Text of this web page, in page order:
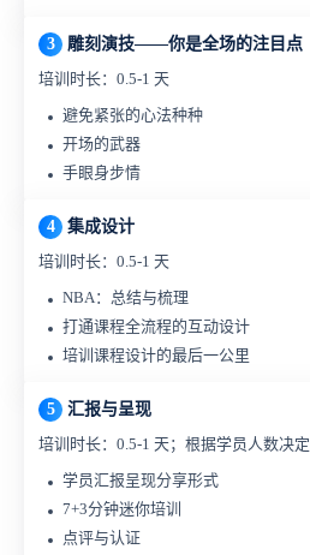
3
雕刻演技——你是全场的注目点
培训时长：0.5-1 天
避免紧张的心法种种
开场的武器
手眼身步情
4
集成设计
培训时长：0.5-1 天
NBA：总结与梳理
打通课程全流程的互动设计
培训课程设计的最后一公里
5
汇报与呈现
培训时长：0.5-1 天；根据学员人数决定
学员汇报呈现分享形式
7+3分钟迷你培训
点评与认证